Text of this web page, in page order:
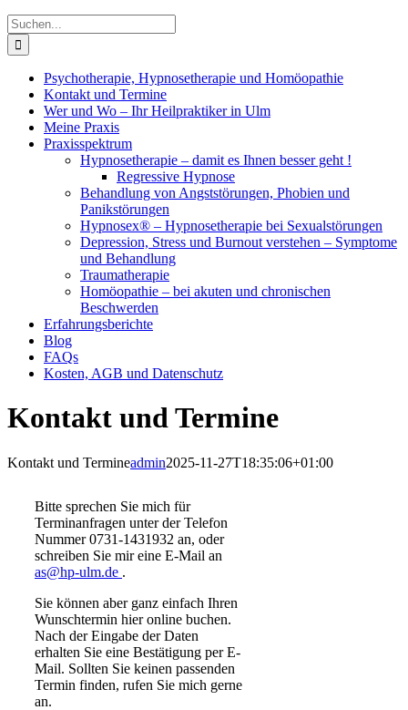
Suche
nach:
Psychotherapie, Hypnosetherapie und Homöopathie
Kontakt und Termine
Wer und Wo – Ihr Heilpraktiker in Ulm
Meine Praxis
Praxisspektrum
Hypnosetherapie – damit es Ihnen besser geht !
Regressive Hypnose
Behandlung von Angststörungen, Phobien und
Panikstörungen
Hypnosex® – Hypnosetherapie bei Sexualstörungen
Depression, Stress und Burnout verstehen – Symptome
und Behandlung
Traumatherapie
Homöopathie – bei akuten und chronischen
Beschwerden
Erfahrungsberichte
Blog
FAQs
Kosten, AGB und Datenschutz
Kontakt und Termine
Kontakt und Termineadmin2025-11-27T18:35:06+01:00
Bitte sprechen Sie mich für
Terminanfragen unter der Telefon
Nummer 0731-1431932 an, oder
schreiben Sie mir eine E-Mail an
as@hp-ulm.de .
Sie können aber ganz einfach Ihren
Wunschtermin hier online buchen.
Nach der Eingabe der Daten
erhalten Sie eine Bestätigung per E-
Mail. Sollten Sie keinen passenden
Termin finden, rufen Sie mich gerne
an.